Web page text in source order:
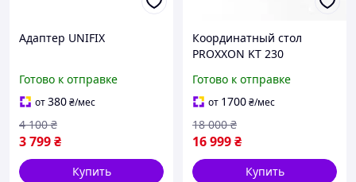
Адаптер UNIFIX
Готово к отправке
от380₴/мес
3 799₴
4 100 ₴
Купить
Координатный стол
PROXXON KT 230
Готово к отправке
от 1700₴/мес
16 999₴
18 000 ₴
Купить